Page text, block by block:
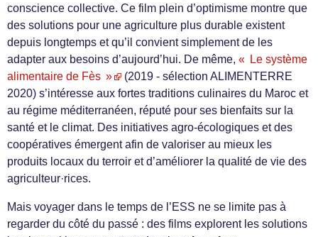
conscience collective. Ce film plein d’optimisme montre que
des solutions pour une agriculture plus durable existent
depuis longtemps et qu’il convient simplement de les
adapter aux besoins d’aujourd’hui. De même, « Le système
alimentaire de Fès »
(2019 - sélection ALIMENTERRE
2020) s’intéresse aux fortes traditions culinaires du Maroc et
au régime méditerranéen, réputé pour ses bienfaits sur la
santé et le climat. Des initiatives agro-écologiques et des
coopératives émergent afin de valoriser au mieux les
produits locaux du terroir et d’améliorer la qualité de vie des
agriculteur·rices.
Mais voyager dans le temps de l’ESS ne se limite pas à
regarder du côté du passé : des films explorent les solutions